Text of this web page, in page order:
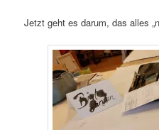
Jetzt geht es darum, das alles